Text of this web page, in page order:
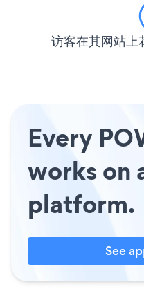
访客在其网站上
Every
works on
platform.
See